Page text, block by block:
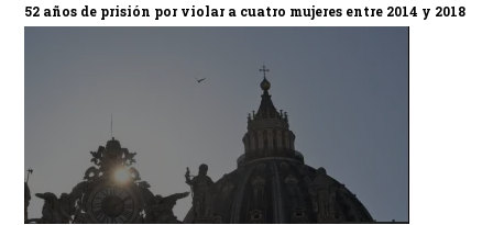
52 años de prisión por violar a cuatro mujeres entre 2014 y 2018